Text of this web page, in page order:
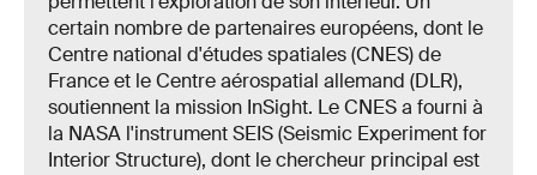
certain nombre de partenaires européens, dont le
Centre national d'études spatiales (CNES) de
France et le Centre aérospatial allemand (DLR),
soutiennent la mission InSight. Le CNES a fourni à
la NASA l'instrument SEIS (Seismic Experiment for
Interior Structure), dont le chercheur principal est